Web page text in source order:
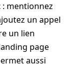
: mentionnez
un appel
un lien
page
aussi